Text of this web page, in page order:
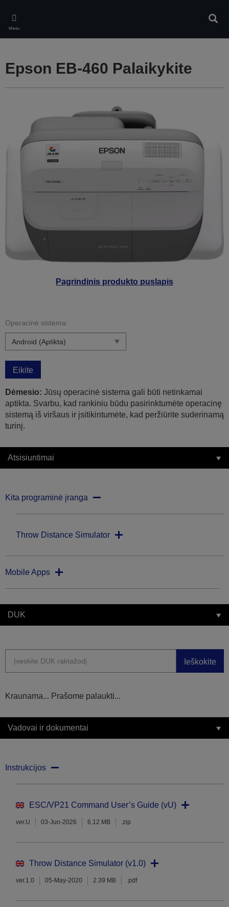
main
content
Meniu
Pagrindinis produkto puslapis
Epson EB-460 Palaikykite
Operacinė sistema:
Eikite
Dėmesio: Jūsų operacinė sistema gali būti netinkamai
aptikta. Svarbu, kad rankiniu būdu pasirinktumėte operacinę
sistemą iš viršaus ir įsitikintumėte, kad peržiūrite suderinamą
turinį.
Atsisiuntimai
Kita programinė įranga
Throw Distance Simulator
Mobile Apps
DUK
Ieškokite
Kraunama... Prašome palaukti...
Vadovai ir dokumentai
Instrukcijos
ESC/VP21 Command User’s Guide (vU)
ver.U 03-Jun-2026 6.12 MB .zip
Throw Distance Simulator (v1.0)
ver.1.0 05-May-2020 2.39 MB .pdf